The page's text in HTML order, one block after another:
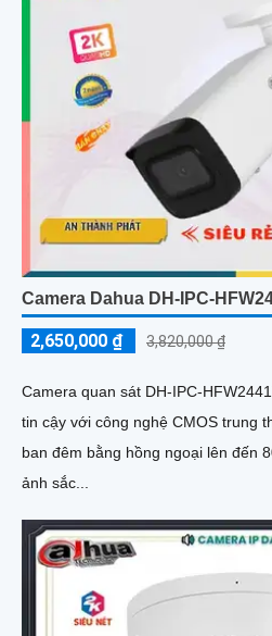
Camera Dahua DH-IPC-
2,650,000 ₫ 3,820,000 ₫
Camera quan sát DH-IPC-
tin cậy với công nghệ CMOS trung
ban đêm bằng hồng ngoại lên đến 80m. Với công
ảnh sắc...